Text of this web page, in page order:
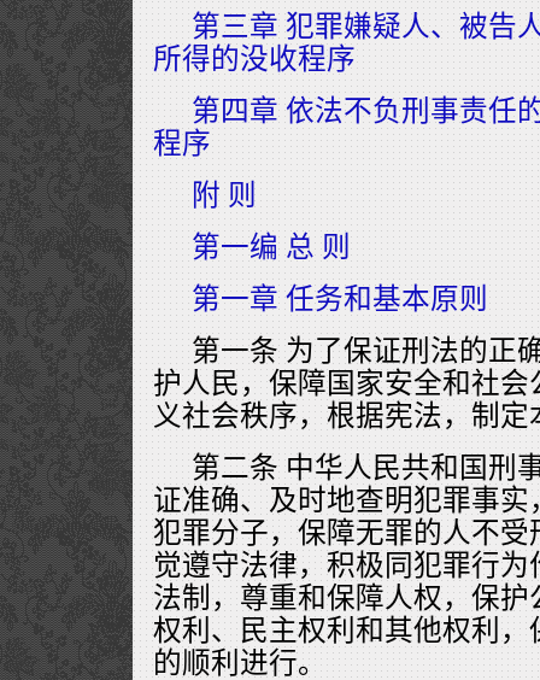
第三章 犯罪嫌疑人、被告
所得的没收程序
第四章 依法不负刑事责任
程序
附 则
第一编 总 则
第一章 任务和基本原则
第一条 为了保证刑法的正
护人民，保障国家安全和社
义社会秩序，根据宪法，制定
第二条 中华人民共和国刑
证准确、及时地查明犯罪事
犯罪分子，保障无罪的人不
觉遵守法律，积极同犯罪行
法制，尊重和保障人权，保
权利、民主权利和其他权利
的顺利进行。